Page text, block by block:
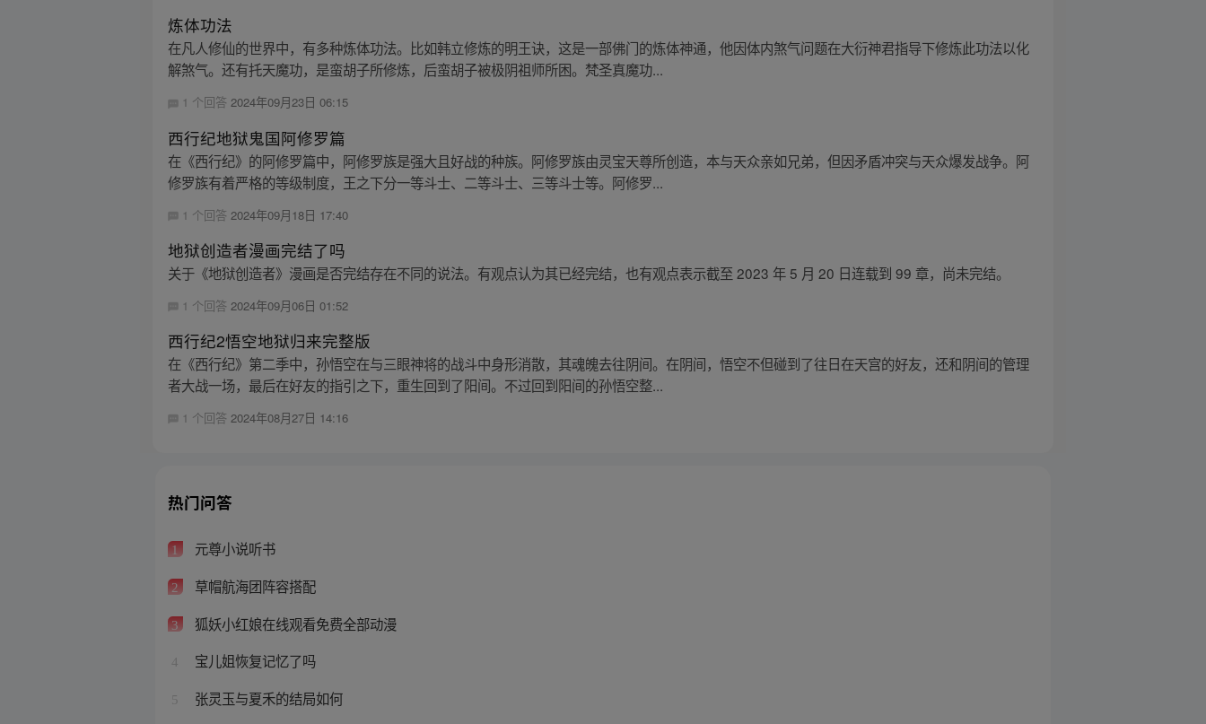
炼体功法
在凡人修仙的世界中，有多种炼体功法。比如韩立修炼的明王诀，这是一部佛门的炼体神通，他因体内煞气问题在大衍神君指导下修炼此功法以化
解煞气。还有托天魔功，是蛮胡子所修炼，后蛮胡子被极阴祖师所困。梵圣真魔功...
1 个回答2024年09月23日 06:15
西行纪地狱鬼国阿修罗篇
在《西行纪》的阿修罗篇中，阿修罗族是强大且好战的种族。阿修罗族由灵宝天尊所创造，本与天众亲如兄弟，但因矛盾冲突与天众爆发战争。阿
修罗族有着严格的等级制度，王之下分一等斗士、二等斗士、三等斗士等。阿修罗...
1 个回答 2024年09月18日 17:40
地狱创造者漫画完结了吗
关于《地狱创造者》漫画是否完结存在不同的说法。有观点认为其已经完结，也有观点表示截至 2023 年 5 月 20 日连载到 99 章，尚未完结。
1 个回答 2024年09月06日 01:52
西行纪2悟空地狱归来完整版
在《西行纪》第二季中，孙悟空在与三眼神将的战斗中身形消散，其魂魄去往阴间。在阴间，悟空不但碰到了往日在天宫的好友，还和阴间的管理
者大战一场，最后在好友的指引之下，重生回到了阳间。不过回到阳间的孙悟空整...
1 个回答2024年08月27日 14:16
热门问答
1 元尊小说听书
2 草帽航海团阵容搭配
3 狐妖小红娘在线观看免费全部动漫
4 宝儿姐恢复记忆了吗
5 张灵玉与夏禾的结局如何